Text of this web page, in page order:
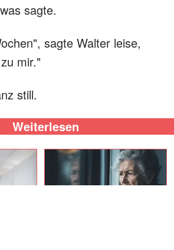
sagte.
sagte Walter leise,
mir."
still.
Weiterlesen